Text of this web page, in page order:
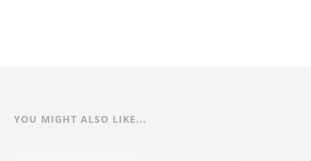
YOU MIGHT ALSO LIKE...